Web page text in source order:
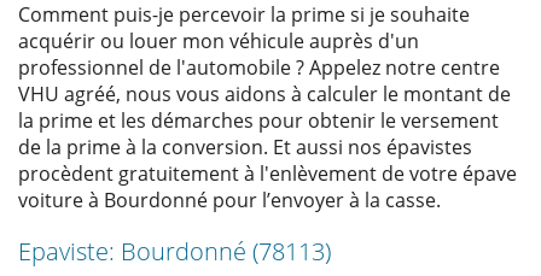
Comment puis-je percevoir la prime si je souhaite
acquérir ou louer mon véhicule auprès d'un
professionnel de l'automobile ? Appelez notre centre
VHU agréé, nous vous aidons à calculer le montant de
la prime et les démarches pour obtenir le versement
de la prime à la conversion. Et aussi nos épavistes
procèdent gratuitement à l'enlèvement de votre épave
voiture à Bourdonné pour l’envoyer à la casse.
Epaviste: Bourdonné (78113)